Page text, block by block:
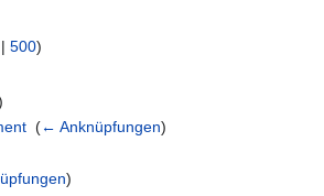
| 500)
‎(← Anknüpfungen)
)